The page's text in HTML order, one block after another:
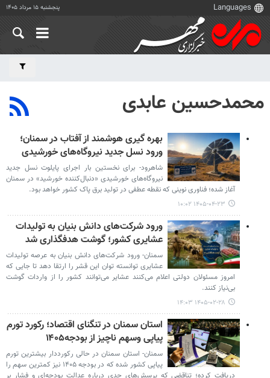
پنجشنبه ۱۵ مرداد ۱۴۰۵
محمدحسین عابدی
بهره گیری هوشمند از آفتاب در سمنان؛
ورود نسل جدید نیروگاه‌های خورشیدی
شاهرود- برای نخستین بار اجرای پایلوت نسل جدید
نیروگاه‌های خورشیدی «دنبال‌کننده خورشید» در سمنان
آغاز شده؛ فناوری نوینی که نقطه عطفی در تولید برق پاک کشور خواهد بود.
۱۴۰۵-۰۴-۲۳ ۱۰:۰۲
ورود شرکت‌های دانش بنیان به تولیدات
عشایری کشور؛ گوشت هدفگذاری شد
سمنان- ورود شرکت‌های دانش بنیان به عرصه تولیدات
عشایری توانسته توان این قشر را ارتقا دهد تا جایی که
امروز مسئولان دولتی اعلام می‌کنند عشایر می‌توانند کشور را از واردات گوشت
بی‌نیاز کنند.
۱۴۰۵-۰۲-۲۸ ۱۴:۰۳
استان سمنان در تنگنای اقتصاد؛ رکورد تورم
پیاپی وسهم ناچیز از بودجه۱۴۰۵
سمنان- استان سمنان در حالی رکورددار بیشترین تورم
پیاپی کشور شده که در بودجه ۱۴۰۵ نیز کمترین سهم را
دریافت کرده؛ تناقضی که پرسش‌های جدی درباره عدالت بودجه‌ای و فشار بر